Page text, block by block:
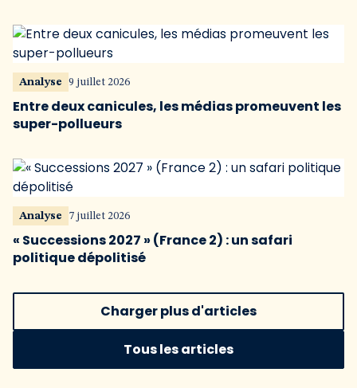
Analyse 9 juillet 2026
Entre deux canicules, les médias promeuvent les
super-pollueurs
Analyse 7 juillet 2026
« Successions 2027 » (France 2) : un safari
politique dépolitisé
Charger plus d'articles
Tous les articles